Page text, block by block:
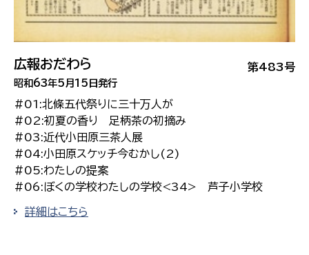
第483号
広報おだわら
昭和63年5月15日発行
#01:北條五代祭りに三十万人が
#02:初夏の香り 足柄茶の初摘み
#03:近代小田原三茶人展
#04:小田原スケッチ今むかし(2)
#05:わたしの提案
#06:ぼくの学校わたしの学校<34> 芦子小学校
詳細はこちら